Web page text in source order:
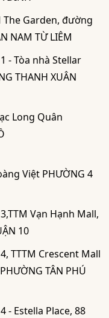
The Garden, đường
NAM TỪ LIÊM
- Tòa nhà Stellar
THANH XUÂN
Long Quân
Việt PHƯỜNG 4
Vạn Hạnh Mall,
10
TTTM Crescent Mall
TÂN PHÚ
- Estella Place, 88